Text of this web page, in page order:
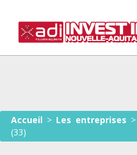
content
Accueil > Les entreprises >
(33)